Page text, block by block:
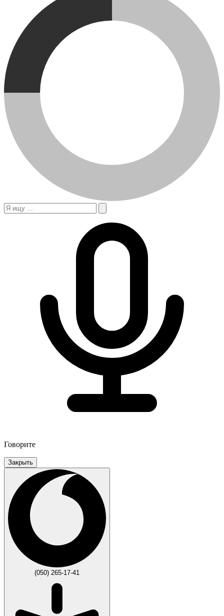
Говорите
Закрыть
(050) 265-17-41